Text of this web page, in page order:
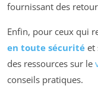
fournissant des
Enfin, pour ceux qui
en toute sécurité et
des ressources sur le
conseils pratiques.